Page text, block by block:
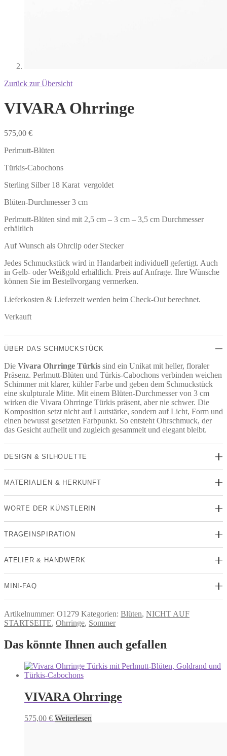
Zurück zur Übersicht
VIVARA Ohrringe
575,00 €
Perlmutt-Blüten
Türkis-Cabochons
Sterling Silber 18 Karat vergoldet
Blüten-Durchmesser 3 cm
Perlmutt-Blüten sind mit 2,5 cm – 3 cm – 3,5 cm Durchmesser
erhältlich
Auf Wunsch als Ohrclip oder Stecker
Jedes Schmuckstück wird in Handarbeit individuell gefertigt. Auch
in Gelb- oder Weißgold erhältlich. Preis auf Anfrage. Ihre Wünsche
können Sie im Bestellvorgang vermerken.
Lieferkosten & Lieferzeit werden beim Check-Out berechnet.
Verkauft
ÜBER DAS SCHMUCKSTÜCK
Die Vivara Ohrringe Türkis sind ein Unikat mit heller, floraler
Präsenz. Perlmutt-Blüten und Türkis-Cabochons verbinden weichen
Schimmer mit klarer, kühler Farbe und geben dem Schmuckstück
eine skulpturale Mitte. Mit einem Blüten-Durchmesser von 3 cm
wirken die Vivara Ohrringe Türkis präsent, aber nie schwer. Die
Komposition setzt nicht auf Lautstärke, sondern auf Licht, Form und
einen bewusst gesetzten Farbpunkt. So entsteht Ohrschmuck, der
das Gesicht aufhellt und zugleich gesammelt und elegant bleibt.
DESIGN & SILHOUETTE
MATERIALIEN & HERKUNFT
WORTE DER KÜNSTLERIN
TRAGEINSPIRATION
ATELIER & HANDWERK
MINI-FAQ
Artikelnummer: O1279 Kategorien: Blüten, NICHT AUF
STARTSEITE, Ohrringe, Sommer
Das könnte Ihnen auch gefallen
VIVARA Ohrringe
575,00 € Weiterlesen